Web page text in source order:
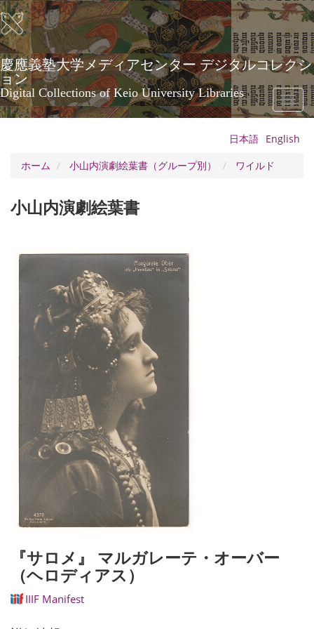
メ
イ
ン
コ
ン
テ
ン
ツ
に
慶應義塾大学メディアセンター デジタルコレクシ
ョン
Digital Collections of Keio University Libraries
Toggle
日本語 English
ホーム
小山内演劇絵葉書（グループ別） ワイルド
小山内演劇絵葉書
『サロメ』 マルガレーテ・オーバー
（ヘロディアス）
IIIF Manifest